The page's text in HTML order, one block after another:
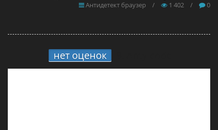
Антидетект браузер
/ 1 402 / 0
нет оценок